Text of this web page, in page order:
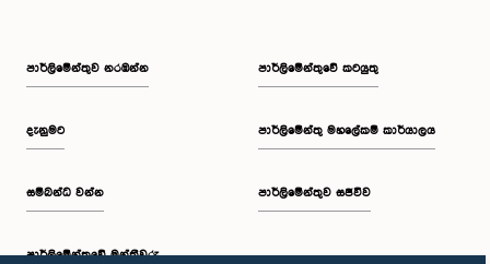
පාර්ලි‌මේන්තුව නරඹන්න
දැනුමට
සම්බන්ධ වන්න
පාර්ලි‌මේන්තුවේ මන්ත්‍රීවරු
පාර්ලිමේන්තුවේ කටයුතු
පාර්ලිමේන්තු මහලේකම් කාර්යාලය
පාර්ලිමේන්තුව සජීවීව